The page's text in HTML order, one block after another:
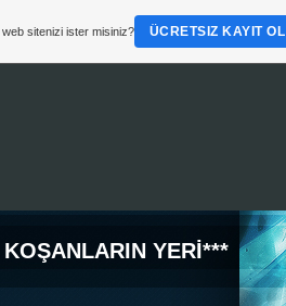
YERİ***
sitenizi ister misiniz? ÜCRETSIZ KAYIT OL